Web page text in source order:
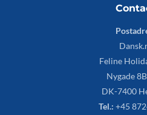
Feline
Nygade
DK-7400
Tel.: +45